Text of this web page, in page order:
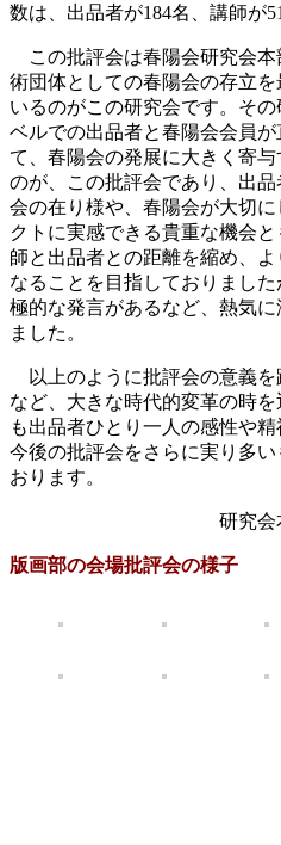
数は、出品者が184名、講師が
この批評会は春陽会研究会本
術団体としての春陽会の存立
いるのがこの研究会です。そ
ベルでの出品者と春陽会会員
て、春陽会の発展に大きく寄
のが、この批評会であり、出
会の在り様や、春陽会が大切
クトに実感できる貴重な機会
師と出品者との距離を縮め、
なることを目指しておりまし
極的な発言があるなど、熱気
ました。
以上のように批評会の意義を
など、大きな時代的変革の時
も出品者ひとり一人の感性や
今後の批評会をさらに実り多
おります。
研究
版画部の会場批評会の様子